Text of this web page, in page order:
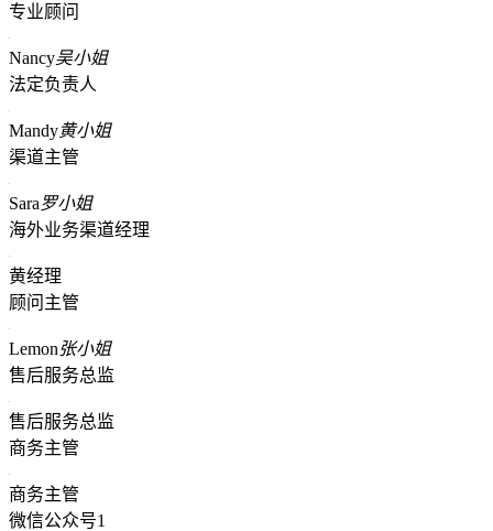
专业顾问
Nancy吴小姐
法定负责人
Mandy黄小姐
渠道主管
Sara罗小姐
海外业务渠道经理
黄经理
顾问主管
Lemon张小姐
售后服务总监
售后服务总监
商务主管
商务主管
微信公众号1